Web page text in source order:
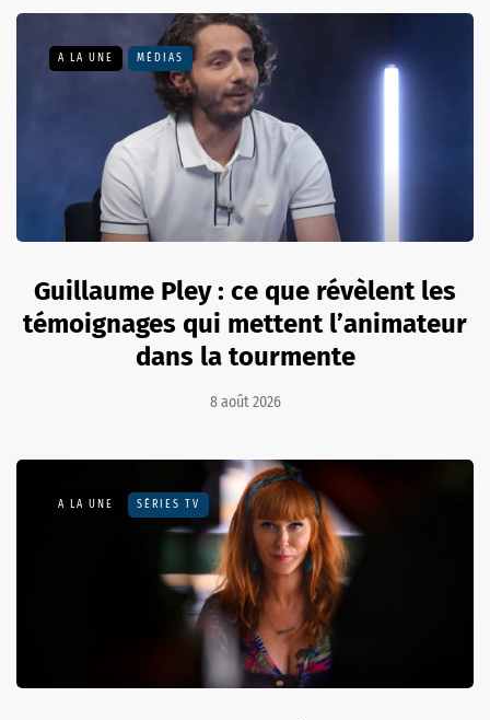
A LA UNE MÉDIAS
Guillaume Pley : ce que révèlent les
témoignages qui mettent l’animateur
dans la tourmente
8 août 2026
A LA UNE SÉRIES TV